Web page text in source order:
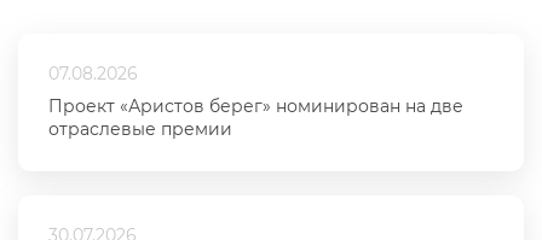
07.08.2026
Проект «Аристов берег» номинирован на две
отраслевые премии
30.07.2026